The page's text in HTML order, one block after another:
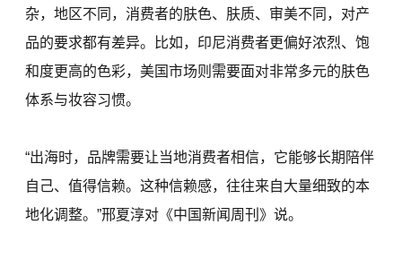
杂，地区不同，消费者的肤色、肤质、审美不同，对产
品的要求都有差异。比如，印尼消费者更偏好浓烈、饱
和度更高的色彩，美国市场则需要面对非常多元的肤色
体系与妆容习惯。
“出海时，品牌需要让当地消费者相信，它能够长期陪伴
自己、值得信赖。这种信赖感，往往来自大量细致的本
地化调整。”邢夏淳对《中国新闻周刊》说。